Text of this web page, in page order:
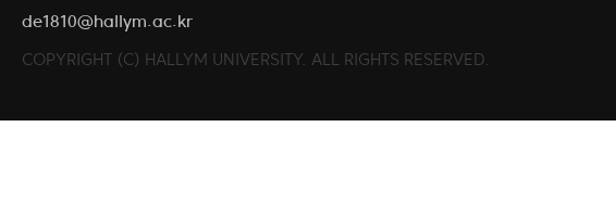
de1810@hallym.ac.kr
COPYRIGHT (C) HALLYM UNIVERSITY. ALL RIGHTS RESERVED.